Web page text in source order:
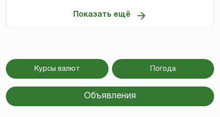
Показать ещё
Курсы валют Погода
Объявления